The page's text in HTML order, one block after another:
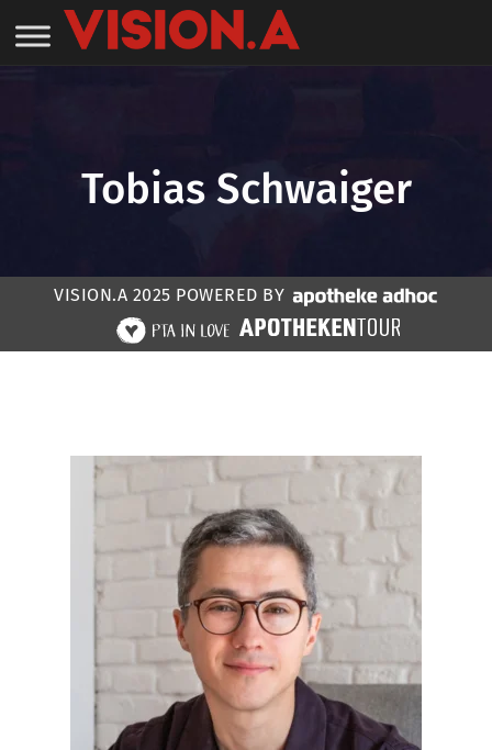
Tobias Schwaiger
VISION.A 2025 POWERED BY